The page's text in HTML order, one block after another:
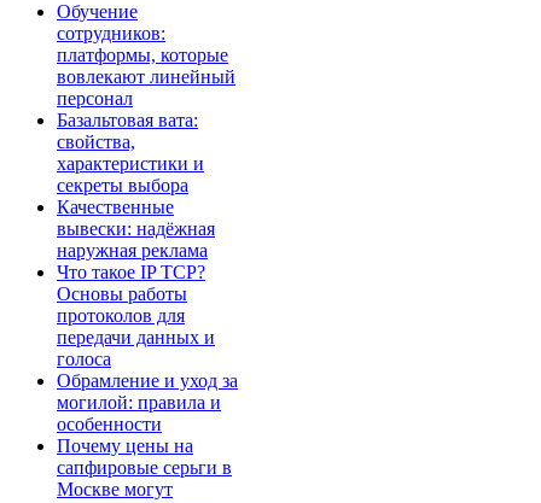
Обучение
сотрудников:
платформы, которые
вовлекают линейный
персонал
Базальтовая вата:
свойства,
характеристики и
секреты выбора
Качественные
вывески: надёжная
наружная реклама
Что такое IP TCP?
Основы работы
протоколов для
передачи данных и
голоса
Обрамление и уход за
могилой: правила и
особенности
Почему цены на
сапфировые серьги в
Москве могут